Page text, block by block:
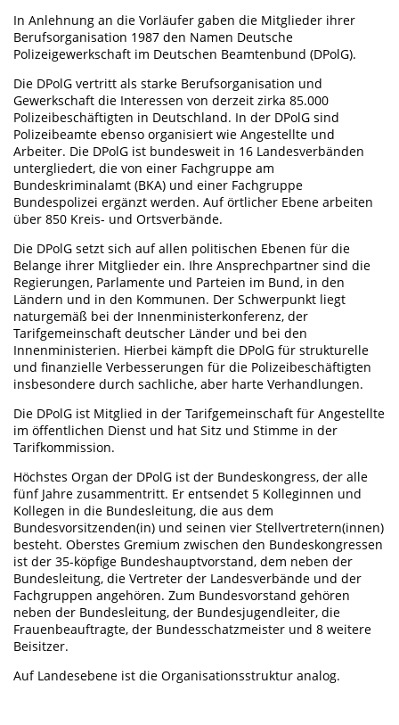
In Anlehnung an die Vorläufer gaben die Mitglieder ihrer
Berufsorganisation 1987 den Namen Deutsche
Polizeigewerkschaft im Deutschen Beamtenbund (DPolG).
Die DPolG vertritt als starke Berufsorganisation und
Gewerkschaft die Interessen von derzeit zirka 85.000
Polizeibeschäftigten in Deutschland. In der DPolG sind
Polizeibeamte ebenso organisiert wie Angestellte und
Arbeiter. Die DPolG ist bundesweit in 16 Landesverbänden
untergliedert, die von einer Fachgruppe am
Bundeskriminalamt (BKA) und einer Fachgruppe
Bundespolizei ergänzt werden. Auf örtlicher Ebene arbeiten
über 850 Kreis- und Ortsverbände.
Die DPolG setzt sich auf allen politischen Ebenen für die
Belange ihrer Mitglieder ein. Ihre Ansprechpartner sind die
Regierungen, Parlamente und Parteien im Bund, in den
Ländern und in den Kommunen. Der Schwerpunkt liegt
naturgemäß bei der Innenministerkonferenz, der
Tarifgemeinschaft deutscher Länder und bei den
Innenministerien. Hierbei kämpft die DPolG für strukturelle
und finanzielle Verbesserungen für die Polizeibeschäftigten
insbesondere durch sachliche, aber harte Verhandlungen.
Die DPolG ist Mitglied in der Tarifgemeinschaft für Angestellte
im öffentlichen Dienst und hat Sitz und Stimme in der
Tarifkommission.
Höchstes Organ der DPolG ist der Bundeskongress, der alle
fünf Jahre zusammentritt. Er entsendet 5 Kolleginnen und
Kollegen in die Bundesleitung, die aus dem
Bundesvorsitzenden(in) und seinen vier Stellvertretern(innen)
besteht. Oberstes Gremium zwischen den Bundeskongressen
ist der 35-köpfige Bundeshauptvorstand, dem neben der
Bundesleitung, die Vertreter der Landesverbände und der
Fachgruppen angehören. Zum Bundesvorstand gehören
neben der Bundesleitung, der Bundesjugendleiter, die
Frauenbeauftragte, der Bundesschatzmeister und 8 weitere
Beisitzer.
Auf Landesebene ist die Organisationsstruktur analog.